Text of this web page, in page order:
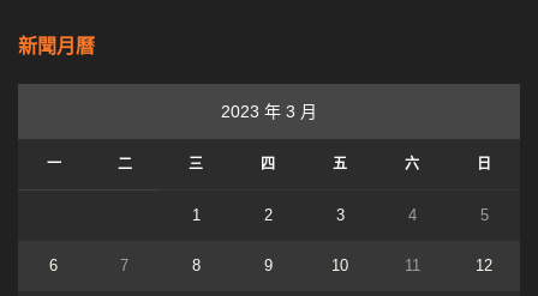
新聞月曆
2023 年 3 月
一 二 三 四 五 六 日
1 2 3 4 5
6 7 8 9 10 11 12